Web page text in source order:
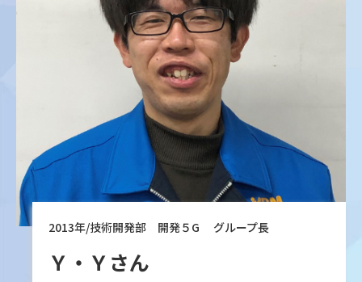
2013年/技術開発部 開発５G グループ長
Ｙ・Ｙさん